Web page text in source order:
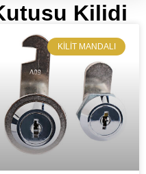
Kilidi​​
KILIT MANDALI​